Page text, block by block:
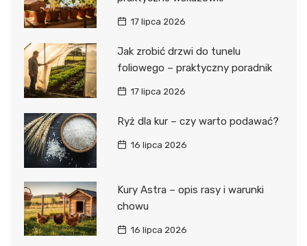
17 lipca 2026
Jak zrobić drzwi do tunelu
foliowego – praktyczny poradnik
17 lipca 2026
Ryż dla kur – czy warto podawać?
16 lipca 2026
Kury Astra – opis rasy i warunki
chowu
16 lipca 2026